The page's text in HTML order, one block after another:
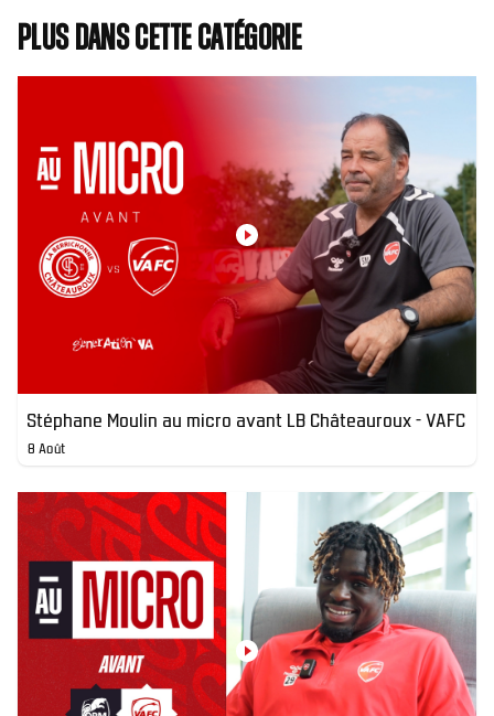
Plus dans cette catégorie
Stéphane Moulin au micro avant LB Châteauroux - VAFC
8 Août